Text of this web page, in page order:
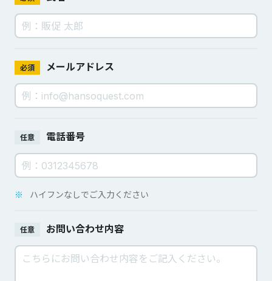
必須 メールアドレス
任意 電話番号
※ ハイフンなしでご入力ください
任意 お問い合わせ内容